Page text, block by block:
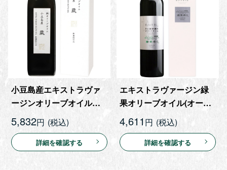
小豆島産エキストラヴァ
ージンオリーブオイル
「蔵」180g
5,832円
詳細を確認する
エキストラヴァージン緑
果オリーブオイル(オース
トラリア農場産) 450g
4,611 円
詳細を確認する